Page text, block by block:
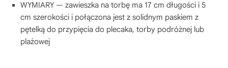
WYMIARY — zawieszka na torbę ma 17 cm długości i 5
cm szerokości i połączona jest z solidnym paskiem z
pętelką do przypięcia do plecaka, torby podróżnej lub
plażowej